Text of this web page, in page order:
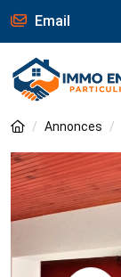
Email
Annonces